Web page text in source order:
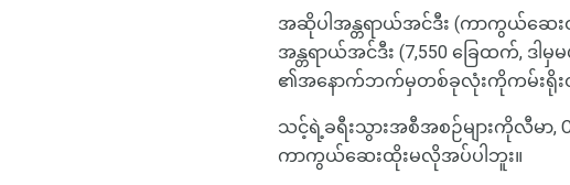
အဆိုပါအန္တရာယ်အင်ဒီး (ကာကွယ်ဆေ
အန္တရာယ်အင်ဒီး (7,550 ခြေထက်,
၏အနောက်ဘက်မှတစ်ခုလုံးကိုကမ်းရိုး
သင့်ရဲ့ခရီးသွားအစီအစဉ်များကိုလီမာ,
ကာကွယ်ဆေးထိုးမလိုအပ်ပါဘူး။